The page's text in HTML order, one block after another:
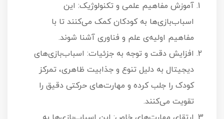
آموزش مفاهیم علمی و تکنولوژیک: این
اسباب‌بازی‌ها به کودکان کمک می‌کنند تا با
مفاهیم اولیه‌ی علم و فناوری آشنا شوند.
افزایش دقت و توجه به جزئیات: اسباب‌بازی‌های
دیجیتال به دلیل تنوع و جذابیت ظاهری، تمرکز
کودک را جلب کرده و مهارت‌های حرکتی دقیق را
تقویت می‌کنند.